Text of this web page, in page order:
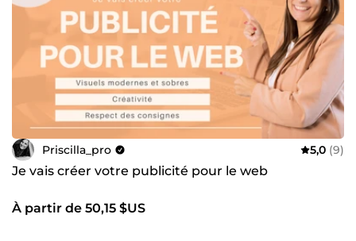
Priscilla_pro 5,0 (9)
Je vais créer votre publicité pour le web
À partir de 50,15 $US